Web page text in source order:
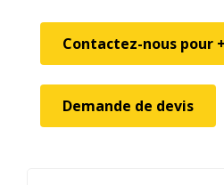
Contactez-nous pour
Demande de devis